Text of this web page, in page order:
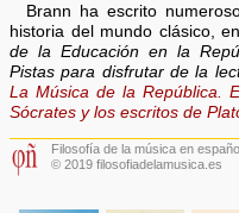
Brann ha escrito
historia del mundo clásico,
de la Educación en la
Pistas para disfrutar de la
La Música de la República.
Sócrates y los escritos de
Filosofía de la música en español
© 2019 filosofiadelamusica.es